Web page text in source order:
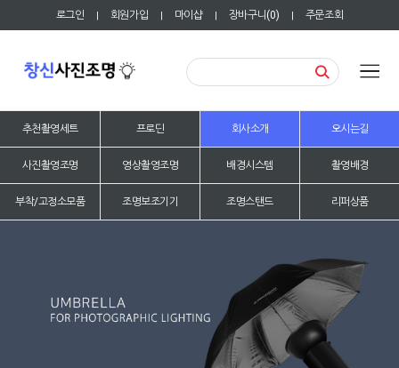
로그인 | 회원가입 | 마이샵 | 장바구니(0) | 주문조회
추천촬영세트 프로딘 회사소개 오시는길
사진촬영조명 영상촬영조명 배경시스템 촬영배경
부착/고정소모품 조명보조기기 조명스탠드 리퍼상품